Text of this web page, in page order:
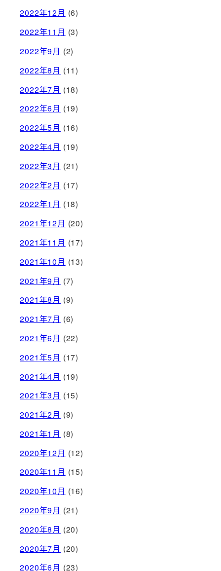
2022年12月 (6)
2022年11月 (3)
2022年9月 (2)
2022年8月 (11)
2022年7月 (18)
2022年6月 (19)
2022年5月 (16)
2022年4月 (19)
2022年3月 (21)
2022年2月 (17)
2022年1月 (18)
2021年12月 (20)
2021年11月 (17)
2021年10月 (13)
2021年9月 (7)
2021年8月 (9)
2021年7月 (6)
2021年6月 (22)
2021年5月 (17)
2021年4月 (19)
2021年3月 (15)
2021年2月 (9)
2021年1月 (8)
2020年12月 (12)
2020年11月 (15)
2020年10月 (16)
2020年9月 (21)
2020年8月 (20)
2020年7月 (20)
2020年6月 (23)